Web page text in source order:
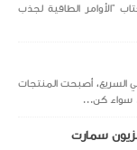
"الأوامر الطاقية لجذب
السريع، أصبحت المنتجات
سواء كن...